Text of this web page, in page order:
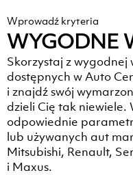
Wprowadź kryteria
WYGODNE
Skorzystaj z wygodnej
dostępnych w Auto
i znajdź swój
dzieli Cię tak niewiele.
odpowiednie
lub używanych aut
Mitsubishi, Renault,
i Maxus.